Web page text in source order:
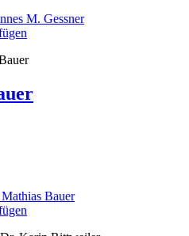
M. Gessner
Bauer